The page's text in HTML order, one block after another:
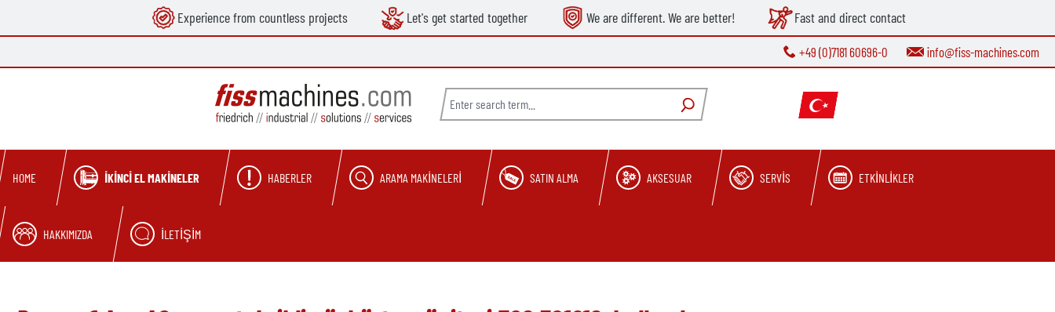
Skip to main navigation Experience from countless projects Let's get started together We are different. We are better! Fast and direct contact
+49 (0)7181 60696-0 info@fiss-machines.com
HOME İKINCI EL MAKINELER HABERLER ARAMA MAKINELERI SATIN ALMA AKSESUAR SERVIS ETKINLIKLER
HAKKIMIZDA İLETIŞIM